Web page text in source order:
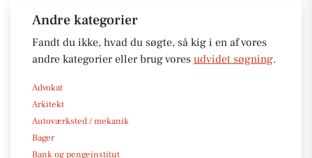
Andre kategorier
Fandt du ikke, hvad du søgte, så kig i en af vores
andre kategorier eller brug vores udvidet søgning.
Advokat
Arkitekt
Autoværksted / mekanik
Bager
Bank og pengeinstitut